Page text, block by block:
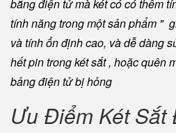
bằng điện tử mà két có có thêm
tính năng trong một sản phẩm "
và tính ổn định cao, và dễ dàng
hết pin trong két sắt , hoặc quên
bảng điện tử bị hỏng
Ưu Điểm Két Sắt